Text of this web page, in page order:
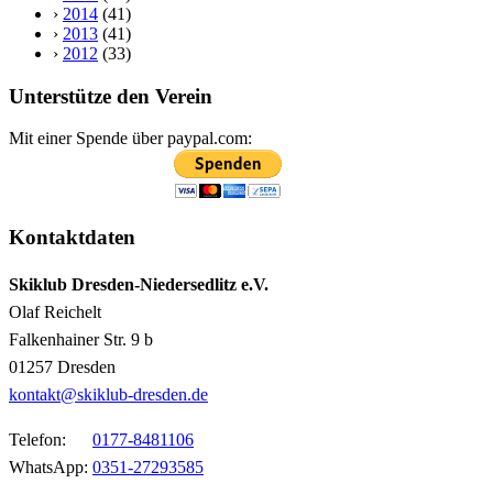
› 2014 (41)
› 2013 (41)
› 2012 (33)
Unterstütze den Verein
Mit einer Spende über paypal.com:
Kontaktdaten
Skiklub Dresden-Niedersedlitz e.V.
Olaf Reichelt
Falkenhainer Str. 9 b
01257 Dresden
kontakt@skiklub-dresden.de
Telefon: 0177-8481106
WhatsApp: 0351-27293585